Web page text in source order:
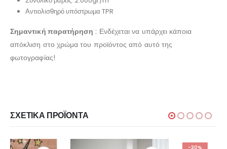
Αντιολισθηρό υπόστρωμα TPR
Σημαντική παρατήρηση : Ενδέχεται να υπάρχει κάποια
απόκλιση στο χρώμα του προϊόντος από αυτό της
φωτογραφίας!
ΣΧΕΤΙΚΆ ΠΡΟΪΌΝΤΑ